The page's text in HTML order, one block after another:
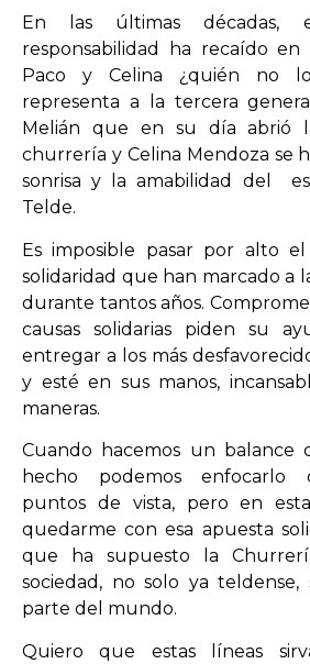
En las últimas
responsabilidad ha recaído
Paco y Celina ¿quién no
representa a la tercera
Melián que en su día abrió
churrería y Celina Mendoza se
sonrisa y la amabilidad del
Telde.
Es imposible pasar por alto
solidaridad que han marcado a
durante tantos años.
causas solidarias piden su
entregar a los más
y esté en sus manos,
maneras.
Cuando hacemos un balance
hecho podemos enfocarlo
puntos de vista, pero en
quedarme con esa apuesta
que ha supuesto la
sociedad, no solo ya
parte del mundo.
Quiero que estas líneas